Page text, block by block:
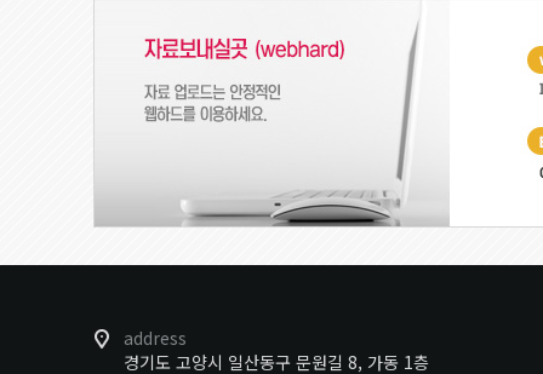
address
경기도 고양시 일산동구 문원길 8, 가동 1층